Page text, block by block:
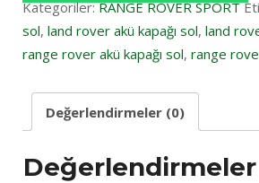
Kategoriler:RANGE ROVER SPORT
sol, land rover akü kapağı sol, land
range rover akü kapağı sol, range
Değerlendirmeler (0)
Değerlendirmeler